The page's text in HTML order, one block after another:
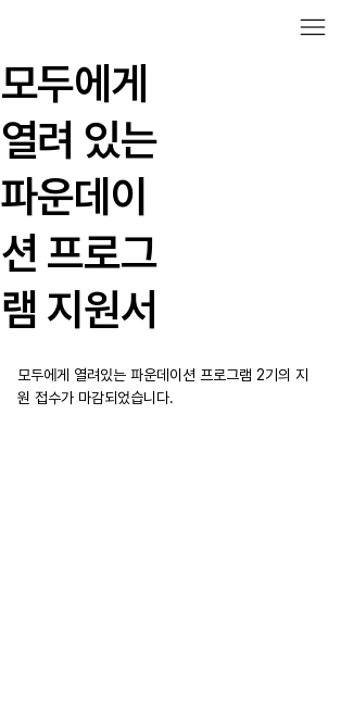
모두에게
열려 있는
파운데이
션 프로그
램 지원서
모두에게 열려있는 파운데이션 프로그램 2기의 지
원 접수가 마감되었습니다.